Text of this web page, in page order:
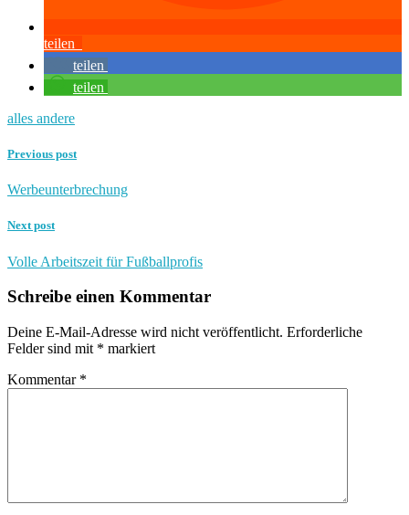
teilen
teilen
teilen
alles andere
Previous post
Werbeunterbrechung
Next post
Volle Arbeitszeit für Fußballprofis
Schreibe einen Kommentar
Deine E-Mail-Adresse wird nicht veröffentlicht. Erforderliche
Felder sind mit * markiert
Kommentar *